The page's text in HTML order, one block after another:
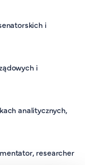
i
i
analitycznych,
researcher